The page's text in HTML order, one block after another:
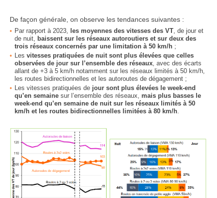
De façon générale, on observe les tendances suivantes :
Par rapport à 2023, les moyennes des vitesses des VT, de jour et
de nuit, baissent sur les réseaux autoroutiers et sur deux des
trois réseaux concernés par une limitation à 50 km/h ;
Les vitesses pratiquées de nuit sont plus élevées que celles
observées de jour sur l’ensemble des réseaux, avec des écarts
allant de +3 à 5 km/h notamment sur les réseaux limités à 50 km/h,
les routes bidirectionnelles et les autoroutes de dégagement ;
Les vitesses pratiquées de jour sont plus élevées le week-end
qu’en semaine sur l’ensemble des réseaux, mais plus basses le
week-end qu’en semaine de nuit sur les réseaux limités à 50
km/h et les routes bidirectionnelles limitées à 80 km/h.